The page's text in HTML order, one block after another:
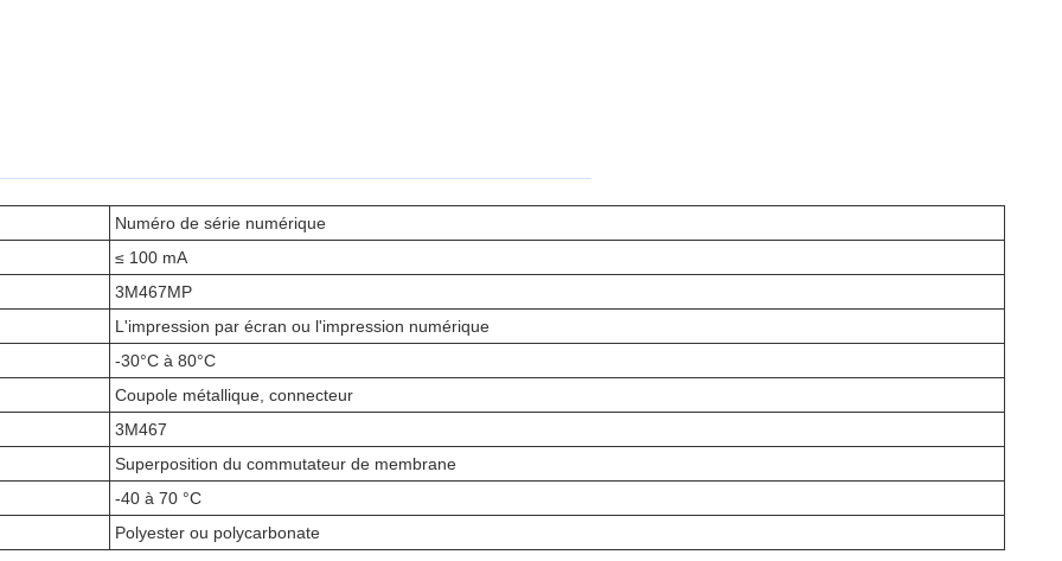
Numéro de série numérique
≤ 100 mA
3M467MP
L'impression par écran ou l'impression numérique
-30°C à 80°C
Coupole métallique, connecteur
3M467
Superposition du commutateur de membrane
-40 à 70 °C
Polyester ou polycarbonate